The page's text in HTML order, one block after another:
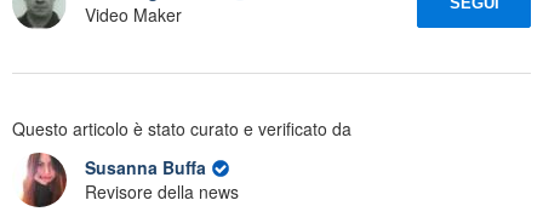
Video Maker
Questo articolo è stato curato e verificato da
Susanna Buffa
Revisore della news